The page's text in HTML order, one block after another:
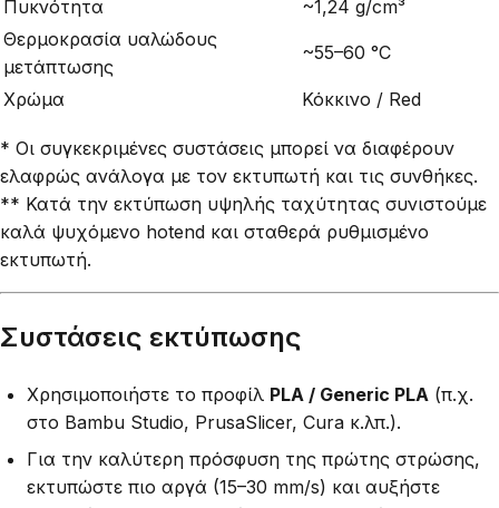
Πυκνότητα
~1,24 g/cm³
Θερμοκρασία υαλώδους
μετάπτωσης
~55–60 °C
Χρώμα Κόκκινο / Red
* Οι συγκεκριμένες συστάσεις μπορεί να διαφέρουν
ελαφρώς ανάλογα με τον εκτυπωτή και τις συνθήκες.
** Κατά την εκτύπωση υψηλής ταχύτητας συνιστούμε
καλά ψυχόμενο hotend και σταθερά ρυθμισμένο
εκτυπωτή.
Συστάσεις εκτύπωσης
Χρησιμοποιήστε το προφίλ PLA / Generic PLA (π.χ.
στο Bambu Studio, PrusaSlicer, Cura κ.λπ.).
Για την καλύτερη πρόσφυση της πρώτης στρώσης,
εκτυπώστε πιο αργά (15–30 mm/s) και αυξήστε